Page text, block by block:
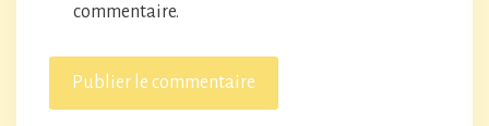
commentaire.